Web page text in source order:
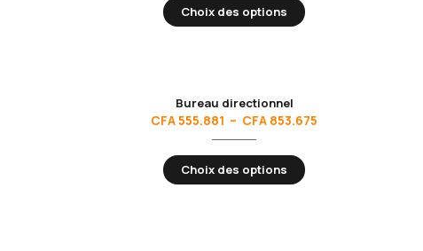
Choix des options
Bureau directionnel
CFA555.881 – CFA 853.675
Choix des options